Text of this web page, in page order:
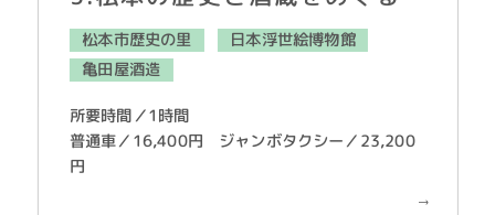
松本市歴史の里 日本浮世絵博物館
亀田屋酒造
所要時間／1時間
普通車／16,400円 ジャンボタクシー／23,200
円